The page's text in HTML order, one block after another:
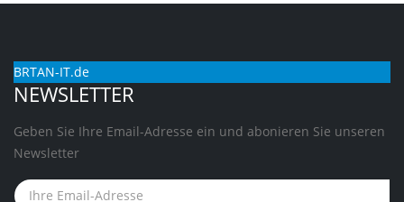
BRTAN-IT.de
NEWSLETTER
Geben Sie Ihre Email-Adresse ein und abonieren Sie unseren
Newsletter